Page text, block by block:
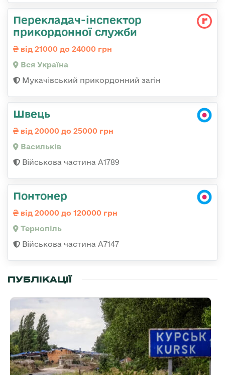
Перекладач-інспектор
прикордонної служби
від 21000 до 24000 грн
Вся Україна
Мукачівський прикордонний загін
Швець
від 20000 до 25000 грн
Васильків
Військова частина А1789
Понтонер
від 20000 до 120000 грн
Тернопіль
Військова частина А7147
ПУБЛІКАЦІЇ